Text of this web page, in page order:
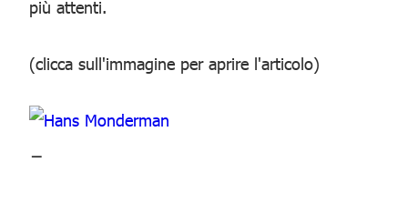
più attenti.
(clicca sull'immagine per aprire l'articolo)